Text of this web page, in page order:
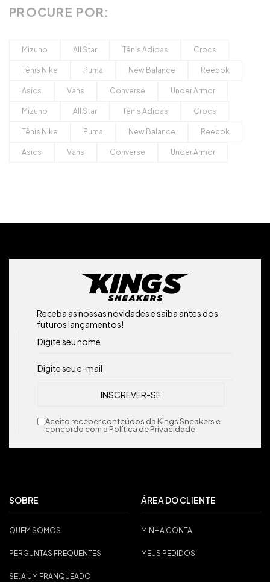
PROCURE POR:
Mizuno All Star Tênis Adidas Crocs
Tênis Nike Puma New Balance Reebok
Asics Vans Converse Under Armor
Mizuno All Star Tênis Adidas Crocs
Tênis Nike Puma New Balance Reebok
Asics Vans Converse Under Armor
Receba as nossas novidades e saiba antes dos
futuros lançamentos!
Aceito receber conteúdos da Kings Sneakers e
concordo com a Política de Privacidade
SOBRE
QUEM SOMOS
PERGUNTAS FREQUENTES
SEJA UM FRANQUEADO
ÁREA DO CLIENTE
MINHA CONTA
MEUS PEDIDOS